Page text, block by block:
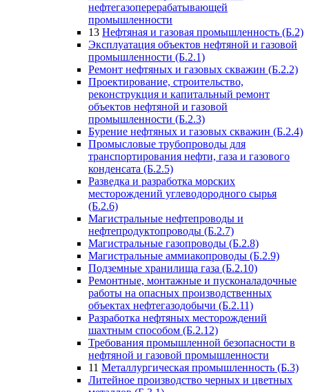
нефтегазоперерабатывающей
промышленности
13 Нефтяная и газовая промышленность (Б.2)
Эксплуатация объектов нефтяной и газовой
промышленности (Б.2.1)
Ремонт нефтяных и газовых скважин (Б.2.2)
Проектирование, строительство,
реконструкция и капитальный ремонт
объектов нефтяной и газовой
промышленности (Б.2.3)
Бурение нефтяных и газовых скважин (Б.2.4)
Промысловые трубопроводы для
транспортирования нефти, газа и газового
конденсата (Б.2.5)
Разведка и разработка морских
месторождений углеводородного сырья
(Б.2.6)
Магистральные нефтепроводы и
нефтепродуктопроводы (Б.2.7)
Магистральные газопроводы (Б.2.8)
Магистральные аммиакопроводы (Б.2.9)
Подземные хранилища газа (Б.2.10)
Ремонтные, монтажные и пусконаладочные
работы на опасных производственных
объектах нефтегазодобычи (Б.2.11)
Разработка нефтяных месторождений
шахтным способом (Б.2.12)
Требования промышленной безопасности в
нефтяной и газовой промышленности
11 Металлургическая промышленность (Б.3)
Литейное производство черных и цветных